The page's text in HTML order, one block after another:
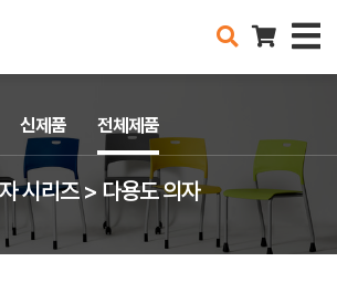
시리즈 > 다용도 의자
신제품 전체제품